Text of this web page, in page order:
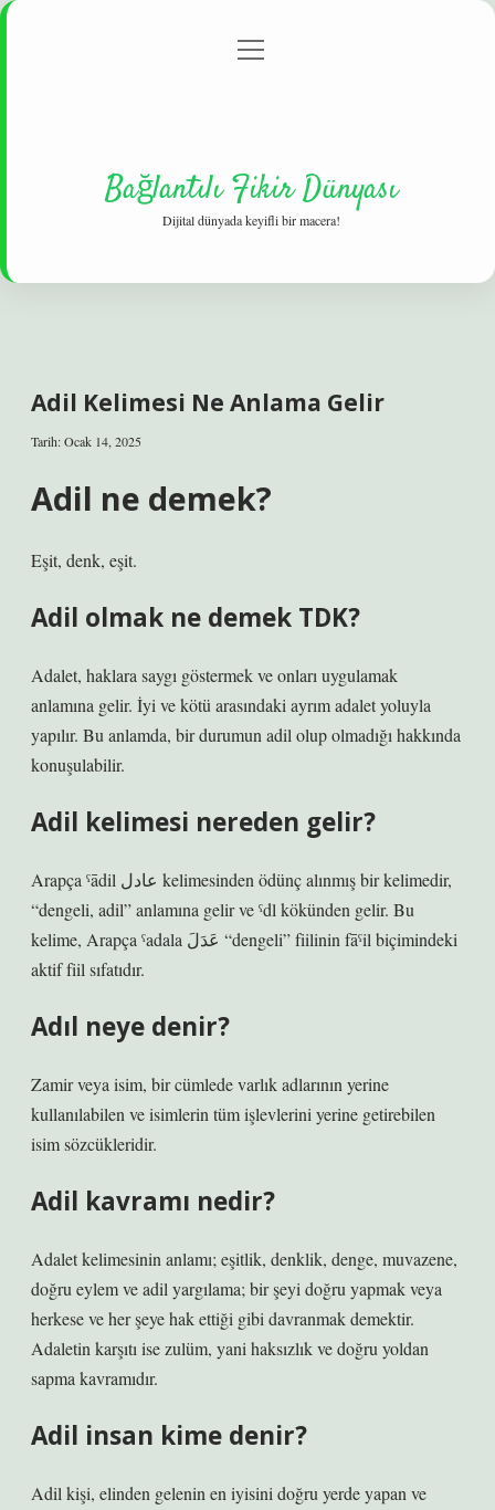
Gizlilik Politikası
menüyü
Bağlantılı Fikir Dünyası
Dijital dünyada keyifli bir macera!
Adil Kelimesi Ne Anlama Gelir
Tarih: Ocak 14, 2025
Adil ne demek?
Eşit, denk, eşit.
Adil olmak ne demek TDK?
Adalet, haklara saygı göstermek ve onları uygulamak
anlamına gelir. İyi ve kötü arasındaki ayrım adalet yoluyla
yapılır. Bu anlamda, bir durumun adil olup olmadığı hakkında
konuşulabilir.
Adil kelimesi nereden gelir?
Arapça ˁādil عادل kelimesinden ödünç alınmış bir kelimedir,
“dengeli, adil” anlamına gelir ve ˁdl kökünden gelir. Bu
kelime, Arapça ˁadala عَدَلَ “dengeli” fiilinin fāˁil biçimindeki
aktif fiil sıfatıdır.
Adıl neye denir?
Zamir veya isim, bir cümlede varlık adlarının yerine
kullanılabilen ve isimlerin tüm işlevlerini yerine getirebilen
isim sözcükleridir.
Adil kavramı nedir?
Adalet kelimesinin anlamı; eşitlik, denklik, denge, muvazene,
doğru eylem ve adil yargılama; bir şeyi doğru yapmak veya
herkese ve her şeye hak ettiği gibi davranmak demektir.
Adaletin karşıtı ise zulüm, yani haksızlık ve doğru yoldan
sapma kavramıdır.
Adil insan kime denir?
Adil kişi, elinden gelenin en iyisini doğru yerde yapan ve